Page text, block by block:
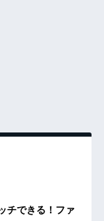
チできる！ファ